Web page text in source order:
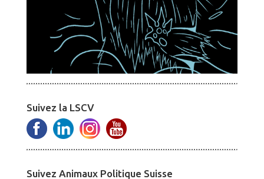
Suivez la LSCV
Suivez Animaux Politique Suisse